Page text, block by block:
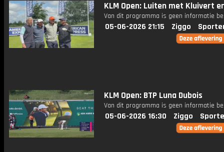
KLM Open: Luiten met Kluivert
Van dit programma is geen informatie
05-06-2026 21:15 Ziggo
KLM Open: BTP Luna Dubois
Van dit programma is geen informatie
05-06-2026 16:30 Ziggo